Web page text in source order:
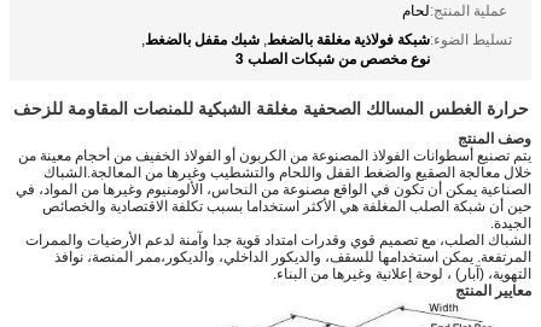
عملية المنتج:لحام
تسليط الضوء:شبكة فولاذية مغلقة بالضغط, شبك مقفل بالضغط,
نوع مخصص من شبكات الصلب 3
حرارة الغطس المسالك الصحفية مغلقة الشبكية للمنصات المقاومة للزحف
وصف المنتج
يتم تصنيع أسطوانات الفولاذ المصنوعة من الكربون أو الفولاذ الخفيف من أحجام معينة من
خلال معالجة الصقيع والضغط القفل واللحام والتشطيب وغيرها من المعالجة.الشباك
الصناعية يمكن أن تكون في الواقع مصنوعة من النحاس، الألومنيوم وغيرها من المواد، في
حين أن شبكة الصلب المغلفة هي الأكثر استخداما بسبب تكلفة الاقتصادية والخصائص
الجيدة.
الشباك الصلب، مع تصميم قوي وقدرات امتداد قوية جدا وآمنة لدعم الأرضيات والممرات
المرتفعة. يمكن استخدامها للسقف، والديكور الداخلي، والديكور،ممر المنصة، نوافذ
التهوية، (آبار) ، لوحة إعلانية وغيرها من البناء.
معايير المنتج